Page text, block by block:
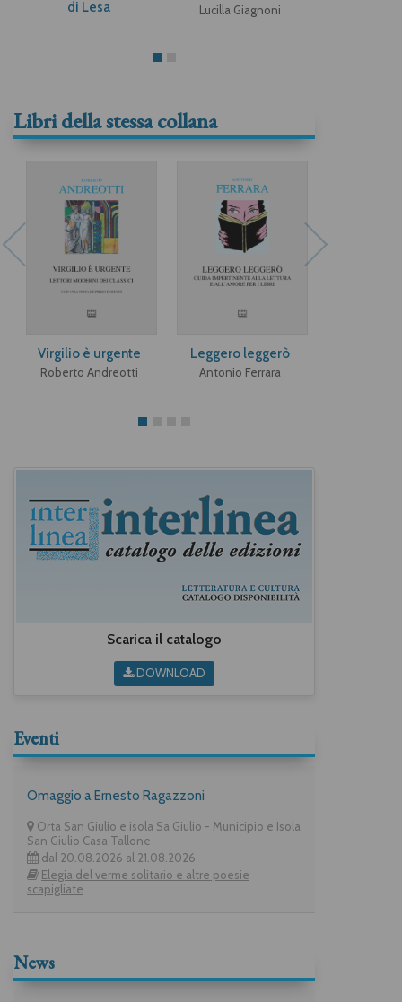
di Lesa Lucilla Giagnoni
Libri della stessa collana
Virgilio è urgente
Roberto Andreotti
Leggero leggerò
Antonio Ferrara
Scarica il catalogo
DOWNLOAD
Eventi
Omaggio a Ernesto Ragazzoni
Orta San Giulio e isola Sa Giulio - Municipio e Isola
San Giulio Casa Tallone
dal 20.08.2026 al 21.08.2026
Elegia del verme solitario e altre poesie
scapigliate
News